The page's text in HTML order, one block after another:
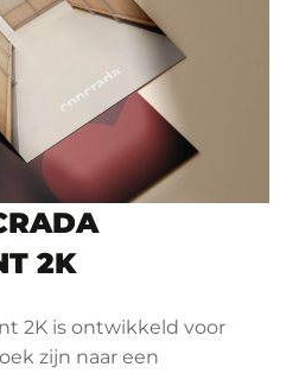
2K
2K is ontwikkeld voor
zijn naar een